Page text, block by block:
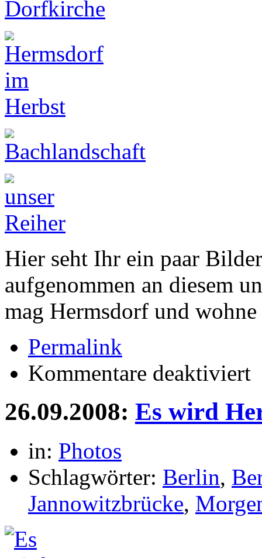
Hier seht Ihr ein paar
aufgenommen an diesem
mag Hermsdorf und wohne
Permalink
Kommentare deaktiviert
26.09.2008: Es wird
in: Photos
Schlagwörter: Berlin,
Jannowitzbrücke,